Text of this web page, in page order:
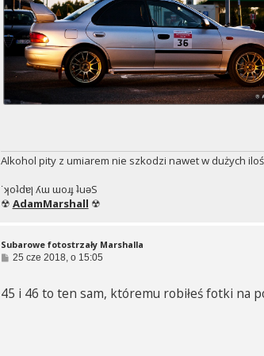
Alkohol pity z umiarem nie szkodzi nawet w dużych
˙ʞoʇdɐן ʎɯ ɯoɹɟ ʇuǝS
☢ AdamMarshall ☢
Subarowe fotostrzały Marshalla
P
t
25 cze 2018, o 15:05
45 i 46 to ten sam, któremu robiłeś fotki na